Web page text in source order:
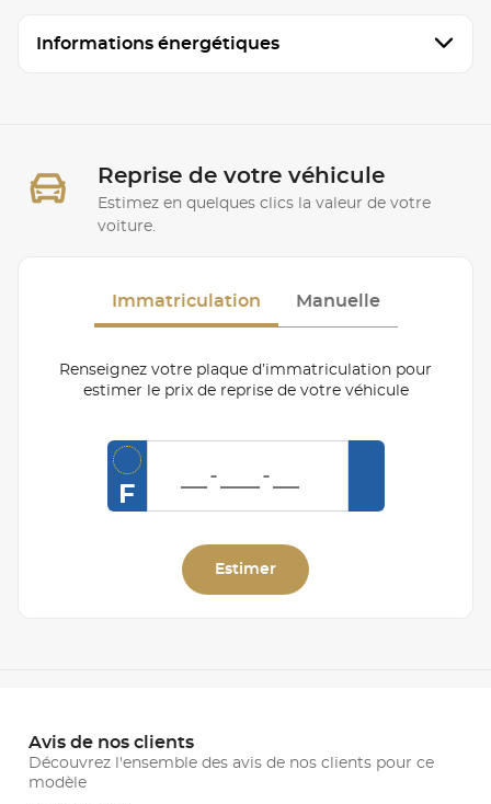
Informations énergétiques
Reprise de votre véhicule
Estimez en quelques clics la valeur de votre
voiture.
Immatriculation Manuelle
Renseignez votre plaque d’immatriculation pour
estimer le prix de reprise de votre véhicule
F
Estimer
Avis de nos clients
Découvrez l'ensemble des avis de nos clients pour ce
modèle